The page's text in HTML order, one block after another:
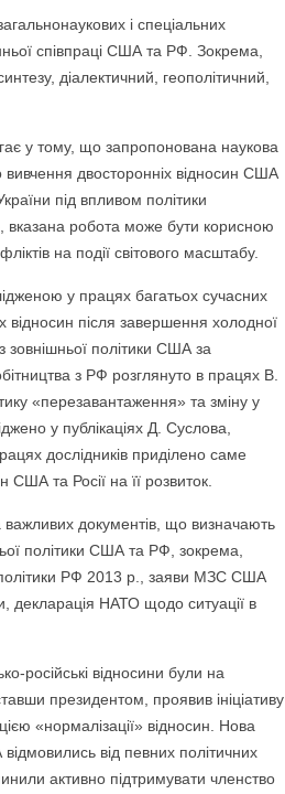
і спеціальних
співпраці США та РФ. Зокрема,
діалектичний, геополітичний,
у тому, що запропонована наукова
двосторонніх відносин США
під впливом політики
вказана робота може бути корисною
на події світового масштабу.
у працях багатьох сучасних
відносин після завершення холодної
зовнішньої політики США за
з РФ розглянуто в працях В.
«перезавантаження» та зміну у
у публікаціях Д. Суслова,
дослідників приділено саме
та Росії на її розвиток.
важливих документів, що визначають
політики США та РФ, зокрема,
РФ 2013 р., заяви МЗС США
декларація НАТО щодо ситуації в
російські відносини були на
президентом, проявив ініціативу
«нормалізації» відносин. Нова
від певних політичних
активно підтримувати членство